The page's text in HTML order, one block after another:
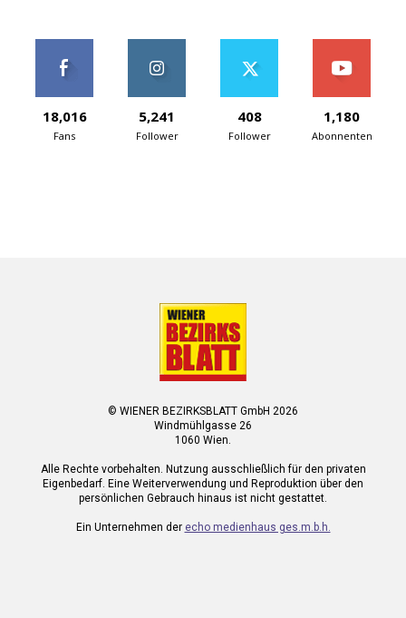
18,016
Fans
5,241
Follower
408
Follower
1,180
Abonnenten
© WIENER BEZIRKSBLATT GmbH 2026
Windmühlgasse 26
1060 Wien.
Alle Rechte vorbehalten. Nutzung ausschließlich für den privaten
Eigenbedarf. Eine Weiterverwendung und Reproduktion über den
persönlichen Gebrauch hinaus ist nicht gestattet.
Ein Unternehmen der echo medienhaus ges.m.b.h.